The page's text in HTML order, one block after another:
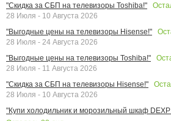
"Скидка за СБП на телевизоры Toshiba!"
28 Июля - 10 Августа 2026
"Выгодные цены на телевизоры Hisense!"
28 Июля - 24 Августа 2026
"Выгодные цены на телевизоры Toshiba!"
28 Июля - 11 Августа 2026
"Скидка за СБП на телевизоры Hisense!"
28 Июля - 10 Августа 2026
"Купи холодильник и морозильный шкаф DEXP